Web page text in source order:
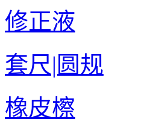
修正液
套尺|圆规
橡皮檫